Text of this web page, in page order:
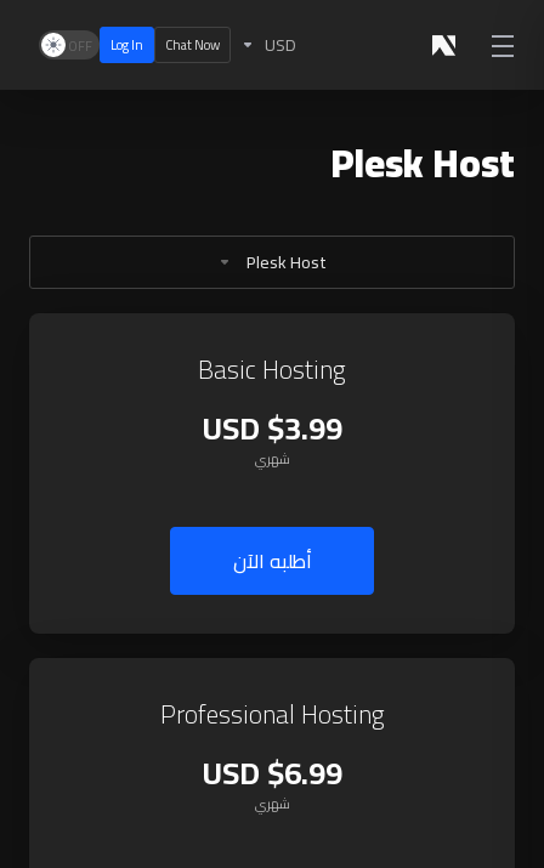
USD
Chat Now
Log In
Plesk Host
Plesk Host
Basic Hosting
$3.99 USD
شهري
أطلبه الآن
Professional Hosting
$6.99 USD
شهري